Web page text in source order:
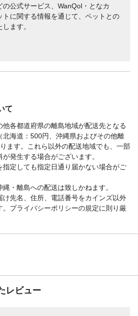
の公式サービス、WanQol・となカ
トに関する情報を通じて、ペットとの
ます。
て
各都道府県の離島地域が配送先となる
北海道：500円、沖縄県およびその他離
ます。これら以外の配送地域でも、一部
発生する場合がございます。
指定しても指定日通り届かない場合がご
・離島への配送は致しかねます。
け先名、住所、電話番号をカインズ以外
。プライバシーポリシーの規定に則り厳
レビュー